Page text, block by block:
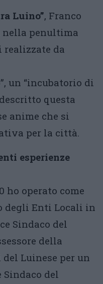
Luino”, Franco
nella penultima
da
un “incubatorio di
questa
anime che si
per la città.
esperienze
ho operato come
degli Enti Locali in
Sindaco del
della
Luinese per un
Sindaco del